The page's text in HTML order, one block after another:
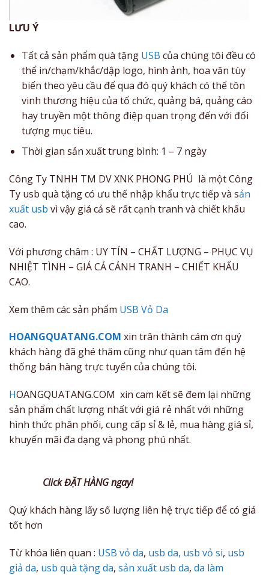
LƯU Ý
Tất cả sản phẩm quà tặng USB của chúng tôi đều có
thể in/chạm/khắc/dập logo, hình ảnh, hoa văn tùy
biến theo yêu cầu để qua đó quý khách có thể tôn
vinh thương hiệu của tổ chức, quảng bá, quảng cáo
hay truyền một thông điệp quan trọng đến với đối
tượng mục tiêu.
Thời gian sản xuất trung bình: 1 – 7 ngày
Công Ty TNHH TM DV XNK PHONG PHÚ là một Công
Ty usb quà tặng có ưu thế nhập khẩu trực tiếp và sản
xuất usb vì vậy giá cả sẽ rất cạnh tranh và chiết khấu
cao.
Với phương châm : UY TÍN – CHẤT LƯỢNG – PHỤC VỤ
NHIỆT TÌNH – GIÁ CẢ CẢNH TRANH – CHIẾT KHẤU
CAO.
Xem thêm các sản phẩm USB Vỏ Da
HOANGQUATANG.COM xin trân thành cám ơn quý
khách hàng đã ghé thăm cũng như quan tâm đến hệ
thống bán hàng trực tuyến của chúng tôi.
HOANGQUATANG.COM xin cam kết sẽ đem lại những
sản phẩm chất lượng nhất với giá rẻ nhất với những
hình thức phân phối, cung cấp sỉ & lẻ, mua hàng giá sỉ,
khuyến mãi đa dạng và phong phú nhất.
Click ĐẶT HÀNG ngay!
Quý khách hàng lấy số lượng liên hệ trực tiếp để có giá
tốt hơn
Từ khóa liên quan : USB vỏ da, usb da, usb vỏ si, usb
giả da, usb quà tặng da, sản xuất usb da, da làm